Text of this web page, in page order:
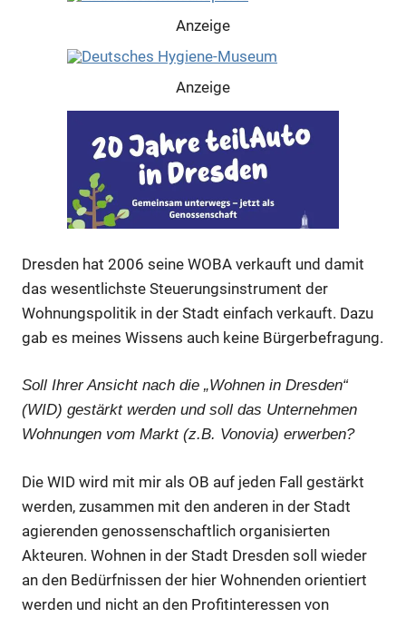
Anzeige
Anzeige
Anzeige
Anzeige
Dresden hat 2006 seine WOBA verkauft und damit
das wesentlichste Steuerungsinstrument der
Wohnungspolitik in der Stadt einfach verkauft. Dazu
gab es meines Wissens auch keine Bürgerbefragung.
Soll Ihrer Ansicht nach die „Wohnen in Dresden“
(WID) gestärkt werden und soll das Unternehmen
Wohnungen vom Markt (z.B. Vonovia) erwerben?
Die WID wird mit mir als OB auf jeden Fall gestärkt
werden, zusammen mit den anderen in der Stadt
agierenden genossenschaftlich organisierten
Akteuren. Wohnen in der Stadt Dresden soll wieder
an den Bedürfnissen der hier Wohnenden orientiert
werden und nicht an den Profitinteressen von